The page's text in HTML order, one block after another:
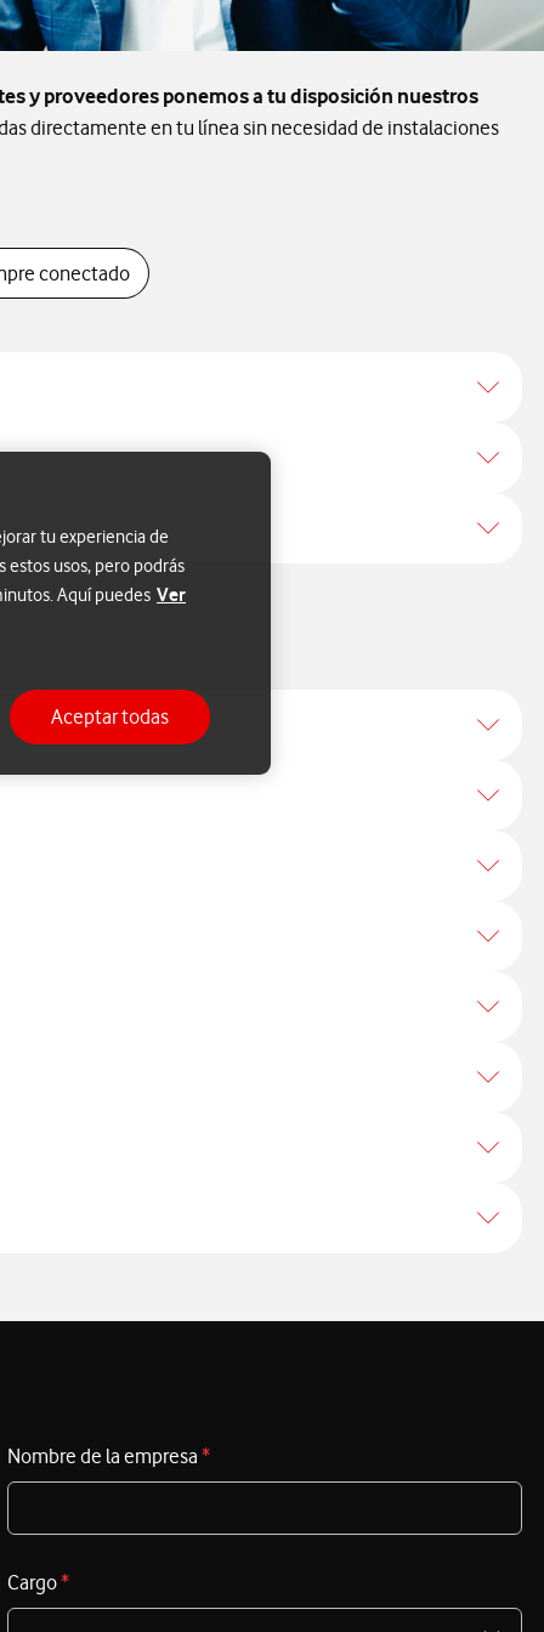
y proveedores ponemos a tu disposición nuestros
directamente en tu línea sin necesidad de instalaciones
conectado
Nombre de la empresa *
Cargo*
tu experiencia de
estos usos, pero podrás
Aquí puedes Ver
Aceptar todas